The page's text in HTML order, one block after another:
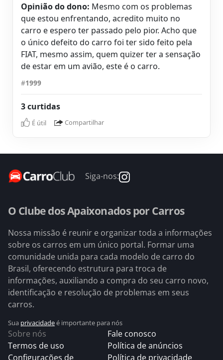
Opinião do dono: Mesmo com os problemas
que estou enfrentando, acredito muito no
carro e espero ter passado pelo pior. Acho que
o único defeito do carro foi ter sido feito pela
FIAT, mesmo assim, quem quizer ter a sensação
de estar em um avião, este é o carro.
#1999
3 curtidas
É útil Compartilhar
Siga-nos:
O Clube dos Apaixonados por Carros
Nossa missão é reunir e organizar toda a informações
sobre os carros em um único portal. Formar uma
comunidade unida para cada modelo de carro do
Brasil, oferecendo estrutura para troca de
informações, auxiliando a compra do seu carro novo,
identificação e resolução de problemas em seus
carros.
Sua privacidadeé importante para nós
Sobre nós
Termos de uso
Configurações de
Fale conosco
Política de anúncios
Política de privacidade